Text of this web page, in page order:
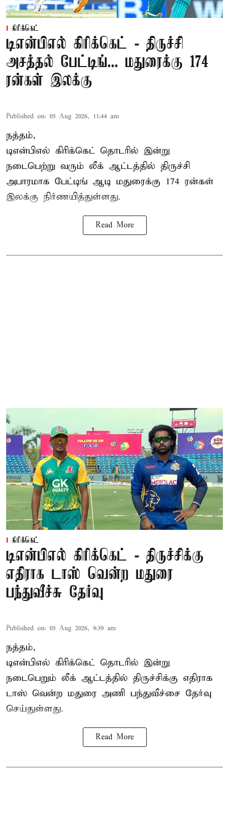
கிரிக்கெட்
டிஎன்பிஎல் கிரிக்கெட் - திருச்சி
அசத்தல் பேட்டிங்... மதுரைக்கு 174
ரன்கள் இலக்கு
Published on: 05 Aug 2026, 11:44 am
நத்தம்,
டிஎன்பிஎல் கிரிக்கெட் தொடரில் இன்று
நடைபெற்று வரும் லீக் ஆட்டத்தில் திருச்சி
அபாரமாக பேட்டிங் ஆடி மதுரைக்கு 174 ரன்கள்
இலக்கு நிர்ணயித்துள்ளது.
Read More
கிரிக்கெட்
டிஎன்பிஎல் கிரிக்கெட் - திருச்சிக்கு
எதிராக டாஸ் வென்ற மதுரை
பந்துவீச்சு தேர்வு
Published on: 05 Aug 2026, 9:39 am
நத்தம்,
டிஎன்பிஎல் கிரிக்கெட் தொடரில் இன்று
நடைபெறும் லீக் ஆட்டத்தில் திருச்சிக்கு எதிராக
டாஸ் வென்ற மதுரை அணி பந்துவீச்சை தேர்வு
செய்துள்ளது.
Read More